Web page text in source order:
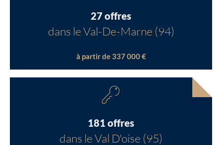
27 offres
dans le Val-De-Marne (94)
à partir de 337 000 €
181 offres
dans le Val D'oise (95)